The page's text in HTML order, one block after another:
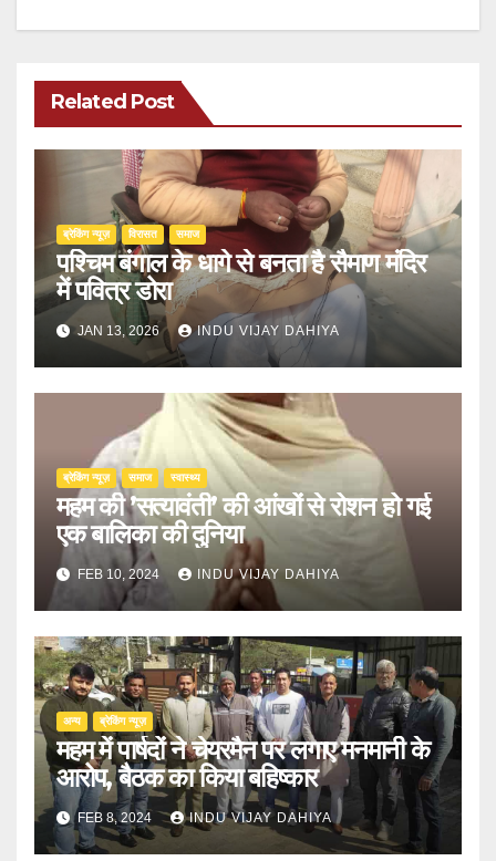
Related Post
ब्रेकिंग न्यूज़ ‍‍विरासत समाज
पश्चिम बंगाल के धागे से बनता है सैमाण मंदिर
में पवित्र डोरा
JAN 13, 2026 INDU VIJAY DAHIYA
ब्रेकिंग न्यूज़ समाज स्वास्थ्य
महम की ’सत्यावंती’ की आंखों से रोशन हो गई
एक बालिका की दुनिया
FEB 10, 2024 INDU VIJAY DAHIYA
अन्य ब्रेकिंग न्यूज़
महम में पार्षदों ने चेयरमैन पर लगाए मनमानी के
आरोप, बैठक का किया बहिष्कार
FEB 8, 2024 INDU VIJAY DAHIYA